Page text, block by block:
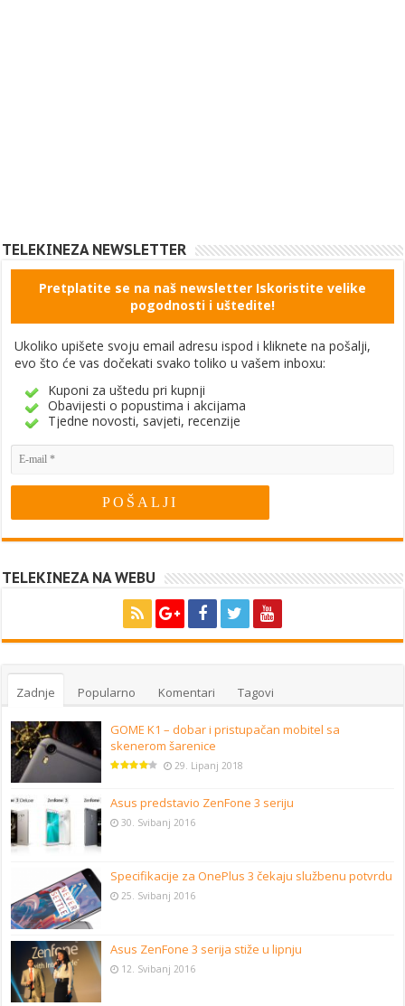
TELEKINEZA NEWSLETTER
Pretplatite se na naš newsletter Iskoristite velike
pogodnosti i uštedite!
Ukoliko upišete svoju email adresu ispod i kliknete na pošalji,
evo što će vas dočekati svako toliko u vašem inboxu:
Kuponi za uštedu pri kupnji
Obavijesti o popustima i akcijama
Tjedne novosti, savjeti, recenzije
TELEKINEZA NA WEBU
Zadnje Popularno Komentari Tagovi
GOME K1 – dobar i pristupačan mobitel sa
skenerom šarenice
29. Lipanj 2018
Asus predstavio ZenFone 3 seriju
30. Svibanj 2016
Specifikacije za OnePlus 3 čekaju službenu potvrdu
25. Svibanj 2016
Asus ZenFone 3 serija stiže u lipnju
12. Svibanj 2016